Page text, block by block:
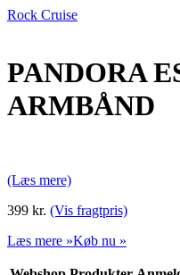
Rock Cruise
PANDORA
ARMBÅND
(Læs mere)
399 kr. (Vis fragtpris)
Læs mere »Køb nu »